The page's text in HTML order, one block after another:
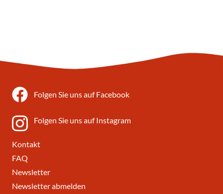
Folgen Sie uns auf Facebook
Folgen Sie uns auf Instagram
Kontakt
FAQ
Newsletter
Newsletter abmelden